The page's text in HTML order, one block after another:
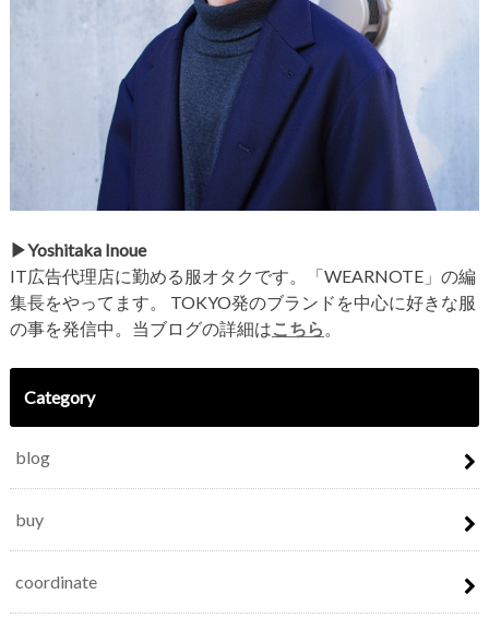
▶︎Yoshitaka Inoue
IT広告代理店に勤める服オタクです。「WEARNOTE」の編
集長をやってます。 TOKYO発のブランドを中心に好きな服
の事を発信中。当ブログの詳細はこちら 。
Category
blog
buy
coordinate